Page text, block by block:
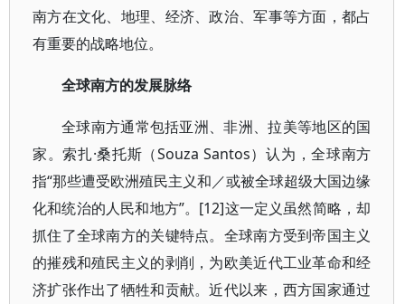
南方在文化、地理、经济、政治、军事等方面，都占
有重要的战略地位。
全球南方的发展脉络
全球南方通常包括亚洲、非洲、拉美等地区的国
家。索扎·桑托斯（Souza Santos）认为，全球南方
指“那些遭受欧洲殖民主义和／或被全球超级大国边缘
化和统治的人民和地方”。[12]这一定义虽然简略，却
抓住了全球南方的关键特点。全球南方受到帝国主义
的摧残和殖民主义的剥削，为欧美近代工业革命和经
济扩张作出了牺牲和贡献。近代以来，西方国家通过